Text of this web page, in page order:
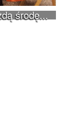
środę...